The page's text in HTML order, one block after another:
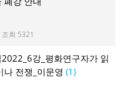
조회 5321
강_평화연구자가 읽
나 전쟁_이문영(1)